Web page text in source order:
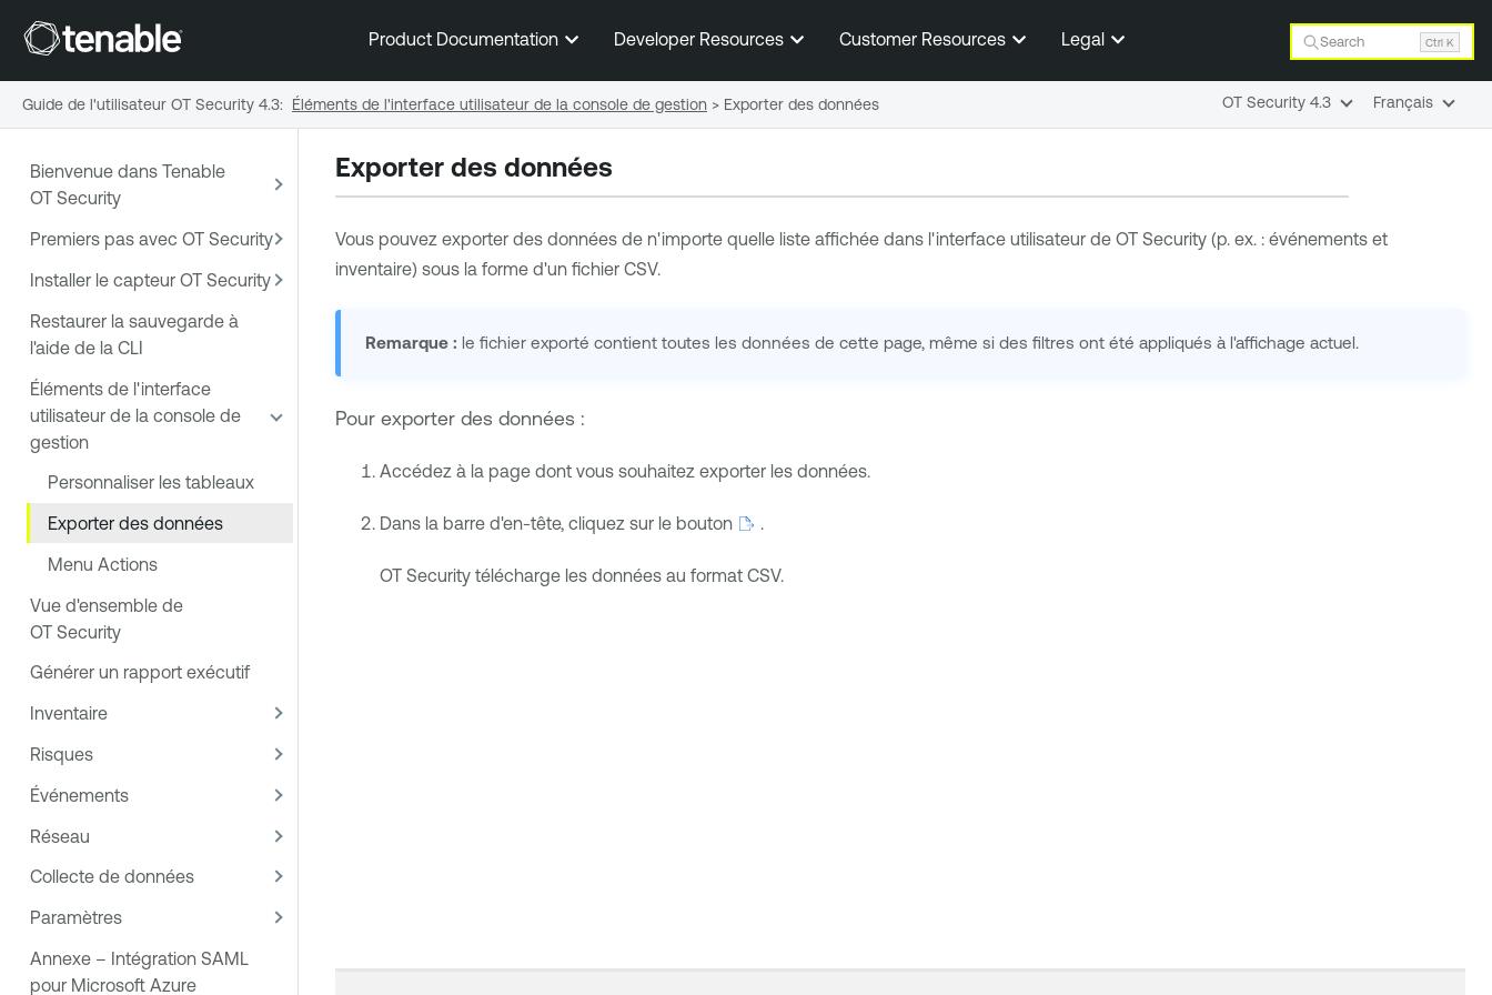
Passer au contenu principal
Product Documentation Developer Resources Customer Resources Legal Search Ctrl K
Bienvenue dans Tenable
OT Security
Premiers pas avec OT Security
Installer le capteur OT Security
Restaurer la sauvegarde à
l'aide de la CLI
Éléments de l'interface
utilisateur de la console de
gestion
Personnaliser les tableaux
Exporter des données
Menu Actions
Vue d'ensemble de
OT Security
Générer un rapport exécutif
Inventaire
Risques
Événements
Réseau
Collecte de données
Paramètres
Annexe – Intégration SAML
pour Microsoft Azure
Exporter des données
Vous pouvez exporter des données de n'importe quelle liste affichée dans l'interface utilisateur de OT Security(p. ex. : événements et
inventaire) sous la forme d'un fichier CSV.
Remarque : le fichier exporté contient toutes les données de cette page, même si des filtres ont été appliqués à l'affichage actuel.
Pour exporter des données :
Accédez à la page dont vous souhaitez exporter les données.
Dans la barre d'en-tête, cliquez sur le bouton .
OT Securitytélécharge les données au format CSV.
Guide de l'utilisateur OT Security 4.3: Éléments de l'interface utilisateur de la console de gestion > Exporter des données OT Security 4.3 Français